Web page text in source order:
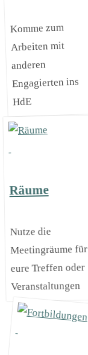
Komme zum
Arbeiten mit
anderen
Engagierten ins
HdE
Räume
Nutze die
Meetingräume für
eure Treffen oder
Veranstaltungen